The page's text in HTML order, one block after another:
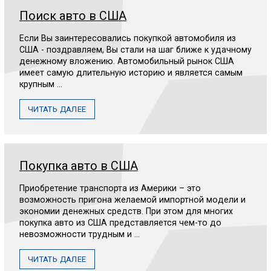
Поиск авто в США
Если Вы заинтересовались покупкой автомобиля из
США - поздравляем, Вы стали на шаг ближе к удачному
денежному вложению. Автомобильный рынок США
имеет самую длительную историю и является самым
крупным ...
ЧИТАТЬ ДАЛЕЕ
Покупка авто в США
Приобретение транспорта из Америки – это
возможность пригона желаемой импортной модели и
экономии денежных средств. При этом для многих
покупка авто из США представляется чем-то до
невозможности трудным и ...
ЧИТАТЬ ДАЛЕЕ